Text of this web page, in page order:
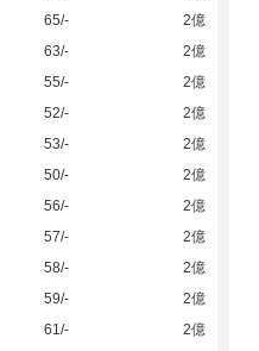
65/-
2億
63/-
2億
55/-
2億
52/-
2億
53/-
2億
50/-
2億
56/-
2億
57/-
2億
58/-
2億
59/-
2億
61/-
2億